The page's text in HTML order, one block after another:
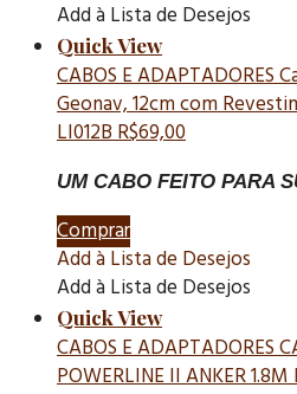
Add à Lista de Desejos
Quick View
CABOS E ADAPTADORES
Geonav, 12cm com
LI012BR$69,00
UM CABO FEITO PARA
Comprar
Add à Lista de Desejos
Add à Lista de Desejos
Quick View
CABOS E ADAPTADORES
POWERLINE II ANKER 1.8M